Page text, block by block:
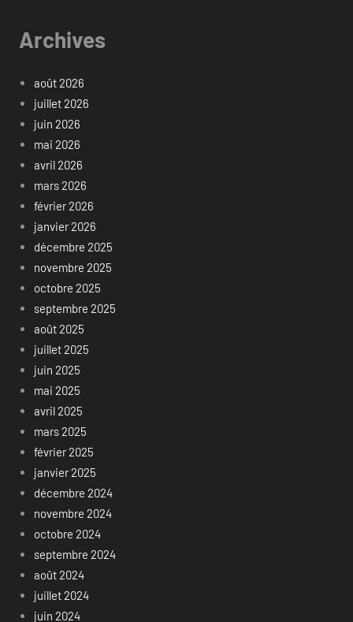
Archives
août 2026
juillet 2026
juin 2026
mai 2026
avril 2026
mars 2026
février 2026
janvier 2026
décembre 2025
novembre 2025
octobre 2025
septembre 2025
août 2025
juillet 2025
juin 2025
mai 2025
avril 2025
mars 2025
février 2025
janvier 2025
décembre 2024
novembre 2024
octobre 2024
septembre 2024
août 2024
juillet 2024
juin 2024